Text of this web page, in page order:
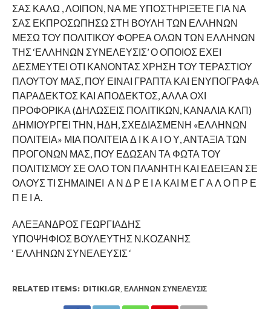
ΣΑΣ ΚΑΛΩ , ΛΟΙΠΟΝ, ΝΑ ΜΕ ΥΠΟΣΤΗΡΙΞΕΤΕ ΓΙΑ ΝΑ
ΣΑΣ ΕΚΠΡΟΣΩΠΗΣΩ ΣΤΗ ΒΟΥΛΗ ΤΩΝ ΕΛΛΗΝΩΝ
ΜΕΣΩ ΤΟΥ ΠΟΛΙΤΙΚΟΥ ΦΟΡΕΑ ΟΛΩΝ ΤΩΝ ΕΛΛΗΝΩΝ
ΤΗΣ ‘ΕΛΛΗΝΩΝ ΣΥΝΕΛΕΥΣΙΣ’ Ο ΟΠΟΙΟΣ ΕΧΕΙ
ΔΕΣΜΕΥΤΕΙ ΟΤΙ ΚΑΝΟΝΤΑΣ ΧΡΗΣΗ ΤΟΥ ΤΕΡΑΣΤΙΟΥ
ΠΛΟΥΤΟΥ ΜΑΣ, ΠΟΥ ΕΙΝΑΙ ΓΡΑΠΤΑ ΚΑΙ ΕΝΥΠΟΓΡΑΦΑ
ΠΑΡΑΔΕΚΤΟΣ ΚΑΙ ΑΠΟΔΕΚΤΟΣ, ΑΛΛΑ ΟΧΙ
ΠΡΟΦΟΡΙΚΑ (ΔΗΛΩΣΕΙΣ ΠΟΛΙΤΙΚΩΝ, ΚΑΝΑΛΙΑ ΚΛΠ)
ΔΗΜΙΟΥΡΓΕΙ ΤΗΝ, ΗΔΗ, ΣΧΕΔΙΑΣΜΕΝΗ «ΕΛΛΗΝΩΝ
ΠΟΛΙΤΕΙΑ» ΜΙΑ ΠΟΛΙΤΕΙΑ Δ Ι Κ Α Ι Ο Υ, ΑΝΤΑΞΙΑ ΤΩΝ
ΠΡΟΓΟΝΩΝ ΜΑΣ, ΠΟΥ ΕΔΩΣΑΝ ΤΑ ΦΩΤΑ ΤΟΥ
ΠΟΛΙΤΙΣΜΟΥ ΣΕ ΟΛΟ ΤΟΝ ΠΛΑΝΗΤΗ ΚΑΙ ΕΔΕΙΞΑΝ ΣΕ
ΟΛΟΥΣ ΤΙ ΣΗΜΑΙΝΕΙ Α Ν Δ Ρ Ε Ι Α ΚΑΙ Μ Ε Γ Α Λ Ο Π Ρ Ε
Π Ε Ι Α.
ΑΛΕΞΑΝΔΡΟΣ ΓΕΩΡΓΙΑΔΗΣ
ΥΠΟΨΗΦΙΟΣ ΒΟΥΛΕΥΤΗΣ Ν.ΚΟΖΑΝΗΣ
‘ ΕΛΛΗΝΩΝ ΣΥΝΕΛΕΥΣΙΣ ‘
RELATED ITEMS: DITIKI.GR ΕΛΛΉΝΩΝ ΣΥΝΈΛΕΥΣΙΣ